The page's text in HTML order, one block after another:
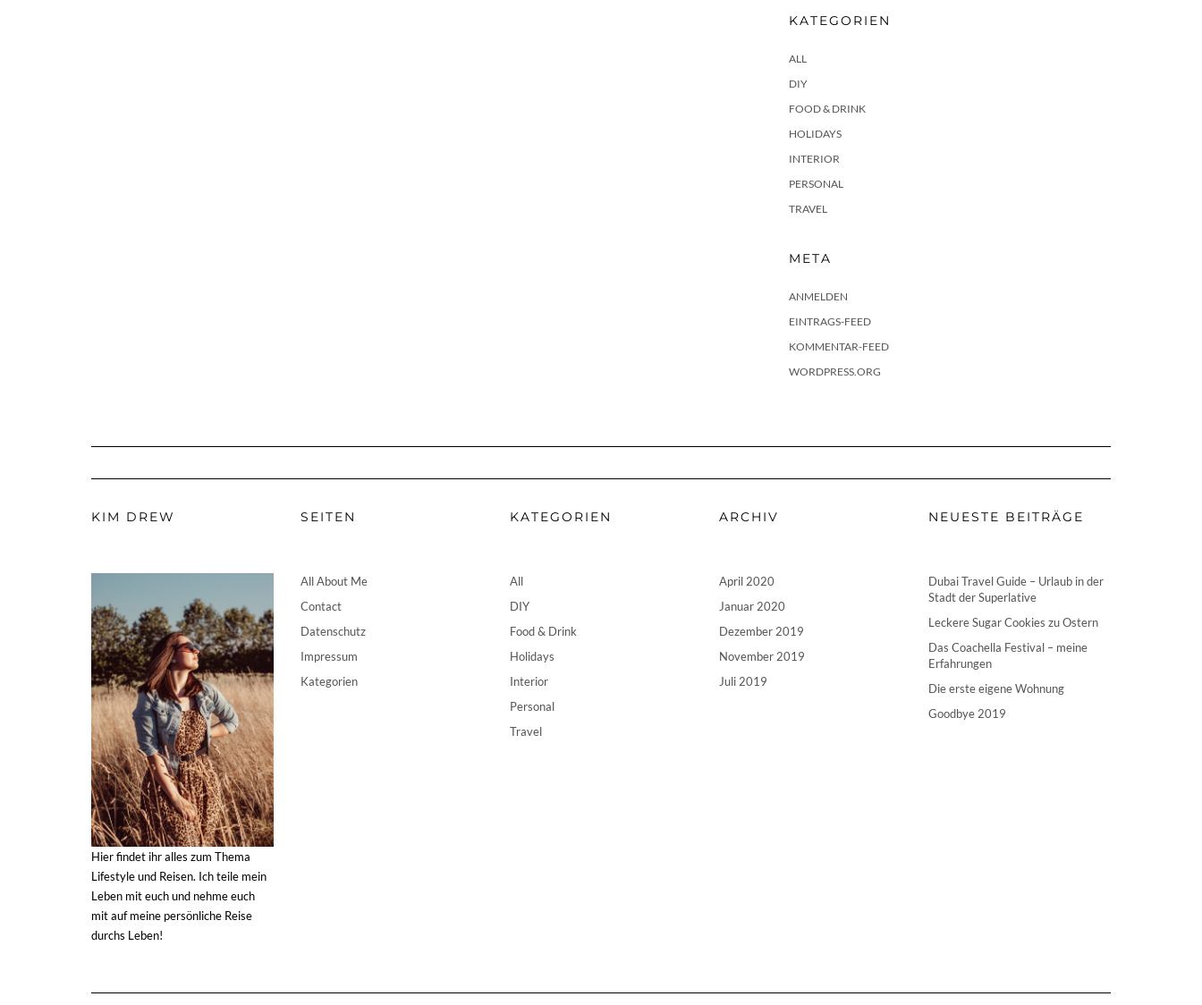
KATEGORIEN
ALL
DIY
FOOD & DRINK
HOLIDAYS
INTERIOR
PERSONAL
TRAVEL
META
ANMELDEN
EINTRAGS-FEED
KOMMENTAR-FEED
WORDPRESS.ORG
KIM DREW
Hier findet ihr alles zum Thema
Lifestyle und Reisen. Ich teile mein
Leben mit euch und nehme euch
mit auf meine persönliche Reise
durchs Leben!
SEITEN
All About Me
Contact
Datenschutz
Impressum
Kategorien
KATEGORIEN
All
DIY
Food & Drink
Holidays
Interior
Personal
Travel
ARCHIV
April 2020
Januar 2020
Dezember 2019
November 2019
Juli 2019
NEUESTE BEITRÄGE
Dubai Travel Guide – Urlaub in der
Stadt der Superlative
Leckere Sugar Cookies zu Ostern
Das Coachella Festival – meine
Erfahrungen
Die erste eigene Wohnung
Goodbye 2019